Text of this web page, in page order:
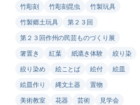
竹彫刻
竹彫刻昆虫
竹製玩具
竹製郷土玩具
第２３回
第２３回作州の民芸ものづくり展
箸置き
紅葉 紙漉き体験
絞り染
絞り染め
絵ことば 絵付
絵皿
絵皿作り
縄文土器
置物
美術教室
花器 芸術
見学会